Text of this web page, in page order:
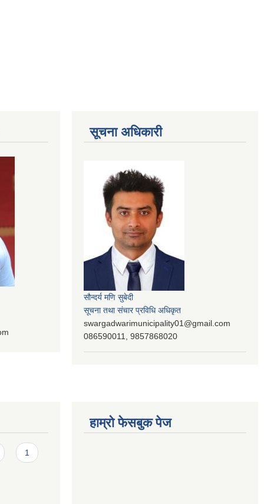
सूचना अधिकारी
सौन्दर्य मणि सुबेदी
सूचना तथा संचार प्रविधि अधिकृत
swargadwarimunicipality01@gmail.com
086590011, 9857868020
1
हाम्रो फेसबुक पेज